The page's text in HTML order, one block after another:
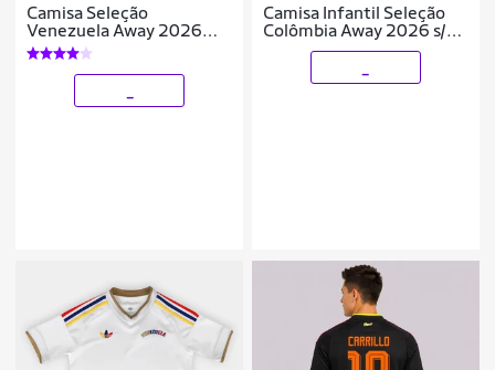
Camisa Seleção
Venezuela Away 2026
s/nº Torcedor Adidas
Originals Masculina
Camisa Infantil Seleção
Colômbia Away 2026 s/nº
Torcedor Adidas Originals